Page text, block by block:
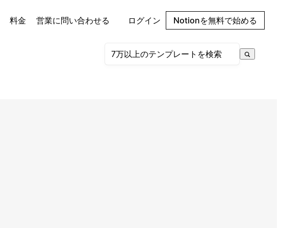
料金 営業に問い合わせる ログイン Notionを無料で始める